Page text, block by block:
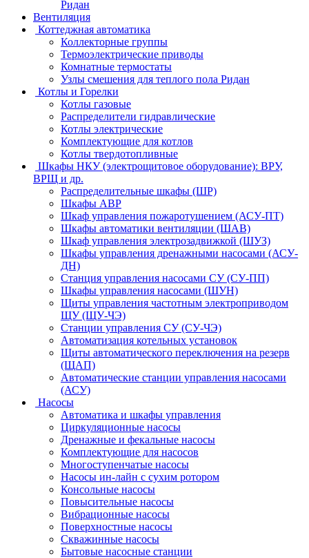
Ридан
Вентиляция
Коттеджная автоматика
Коллекторные группы
Термоэлектрические приводы
Комнатные термостаты
Узлы смешения для теплого пола Ридан
Котлы и Горелки
Котлы газовые
Распределители гидравлические
Котлы электрические
Комплектующие для котлов
Котлы твердотопливные
Шкафы НКУ (электрощитовое оборудование): ВРУ,
ВРЩ и др.
Распределительные шкафы (ШР)
Шкафы АВР
Шкаф управления пожаротушением (АСУ-ПТ)
Шкафы автоматики вентиляции (ШАВ)
Шкаф управления электрозадвижкой (ШУЗ)
Шкафы управления дренажными насосами (АСУ-
ДН)
Станция управления насосами СУ (СУ-ПП)
Шкафы управления насосами (ШУН)
Щиты управления частотным электроприводом
ЩУ (ЩУ-ЧЭ)
Станции управления СУ (СУ-ЧЭ)
Автоматизация котельных установок
Щиты автоматического переключения на резерв
(ЩАП)
Автоматические станции управления насосами
(АСУ)
Насосы
Автоматика и шкафы управления
Циркуляционные насосы
Дренажные и фекальные насосы
Комплектующие для насосов
Многоступенчатые насосы
Насосы ин-лайн с сухим ротором
Консольные насосы
Повысительные насосы
Вибрационные насосы
Поверхностные насосы
Скважинные насосы
Бытовые насосные станции